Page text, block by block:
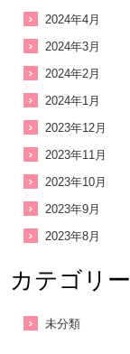
2024年4月
2024年3月
2024年2月
2024年1月
2023年12月
2023年11月
2023年10月
2023年9月
2023年8月
カテゴリー
未分類